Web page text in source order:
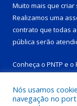
Muito mais que criar
Realizamos uma
contrato que todas
pública serão
Conheça o PNTP e o
Nós usamos
navegação no